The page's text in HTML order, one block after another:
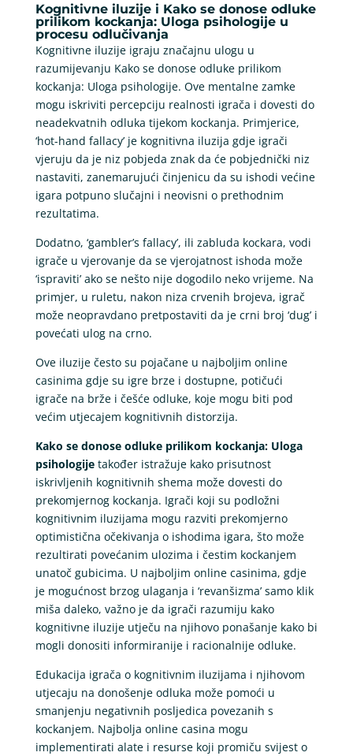
Kognitivne iluzije i Kako se donose odluke
prilikom kockanja: Uloga psihologije u
procesu odlučivanja
Kognitivne iluzije igraju značajnu ulogu u
razumijevanju Kako se donose odluke prilikom
kockanja: Uloga psihologije. Ove mentalne zamke
mogu iskriviti percepciju realnosti igrača i dovesti do
neadekvatnih odluka tijekom kockanja. Primjerice,
‘hot-hand fallacy’ je kognitivna iluzija gdje igrači
vjeruju da je niz pobjeda znak da će pobjednički niz
nastaviti, zanemarujući činjenicu da su ishodi većine
igara potpuno slučajni i neovisni o prethodnim
rezultatima.
Dodatno, ‘gambler’s fallacy’, ili zabluda kockara, vodi
igrače u vjerovanje da se vjerojatnost ishoda može
‘ispraviti’ ako se nešto nije dogodilo neko vrijeme. Na
primjer, u ruletu, nakon niza crvenih brojeva, igrač
može neopravdano pretpostaviti da je crni broj ‘dug’ i
povećati ulog na crno.
Ove iluzije često su pojačane u najboljim online
casinima gdje su igre brze i dostupne, potičući
igrače na brže i češće odluke, koje mogu biti pod
većim utjecajem kognitivnih distorzija.
Kako se donose odluke prilikom kockanja: Uloga
psihologijetakođer istražuje kako prisutnost
iskrivljenih kognitivnih shema može dovesti do
prekomjernog kockanja. Igrači koji su podložni
kognitivnim iluzijama mogu razviti prekomjerno
optimistična očekivanja o ishodima igara, što može
rezultirati povećanim ulozima i čestim kockanjem
unatoč gubicima. U najboljim online casinima, gdje
je mogućnost brzog ulaganja i ‘revanšizma’ samo klik
miša daleko, važno je da igrači razumiju kako
kognitivne iluzije utječu na njihovo ponašanje kako bi
mogli donositi informiranije i racionalnije odluke.
Edukacija igrača o kognitivnim iluzijama i njihovom
utjecaju na donošenje odluka može pomoći u
smanjenju negativnih posljedica povezanih s
kockanjem. Najbolja online casina mogu
implementirati alate i resurse koji promiču svijest o